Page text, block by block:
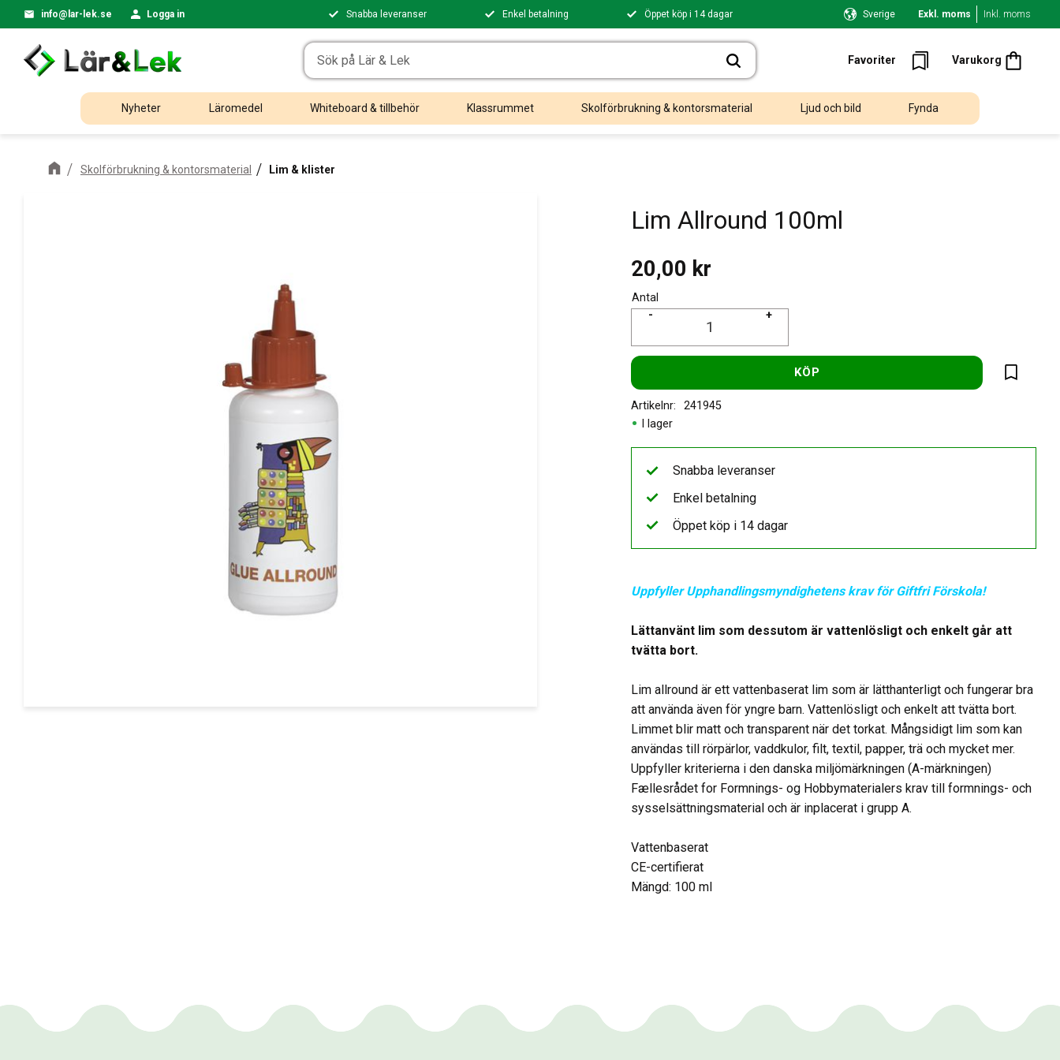
info@lar-lek.se Logga in Snabba leveranser Enkel betalning Öppet köp i 14 dagar Sverige Exkl. moms Inkl. moms
Favoriter Varukorg
Favoriter
Nyheter Läromedel Whiteboard & tillbehör Klassrummet Skolförbrukning & kontorsmaterial Ljud och bild Fynda
Skolförbrukning & kontorsmaterial Lim & klister
Lim Allround 100ml
20,00 kr
Antal
+
-
KÖP
Lägg till
I lager
Artikelnr 241945
Uppfyller Upphandlingsmyndighetens krav för Giftfri Förskola!
Lättanvänt lim som dessutom är vattenlösligt och enkelt går att
tvätta bort.
Lim allround är ett vattenbaserat lim som är lätthanterligt och fungerar bra
att använda även för yngre barn. Vattenlösligt och enkelt att tvätta bort.
Limmet blir matt och transparent när det torkat. Mångsidigt lim som kan
användas till rörpärlor, vaddkulor, filt, textil, papper, trä och mycket mer.
Uppfyller kriterierna i den danska miljömärkningen (A-märkningen)
Fællesrådet for Formnings- og Hobbymaterialers krav till formnings- och
sysselsättningsmaterial och är inplacerat i grupp A.
Vattenbaserat
CE-certifierat
Mängd: 100 ml
Snabba leveranser
Enkel betalning
Öppet köp i 14 dagar